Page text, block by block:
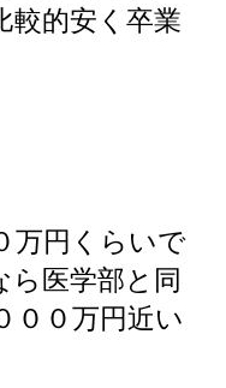
較的安く卒業
万円くらいで
ら医学部と同
００万円近い